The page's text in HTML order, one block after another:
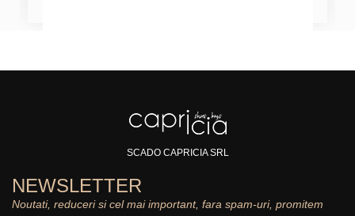
SCADO CAPRICIA SRL
NEWSLETTER
Noutati, reduceri si cel mai important, fara spam-uri, promitem